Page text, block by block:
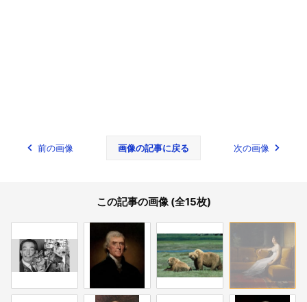
前の画像 画像の記事に戻る 次の画像
この記事の画像 (全15枚)